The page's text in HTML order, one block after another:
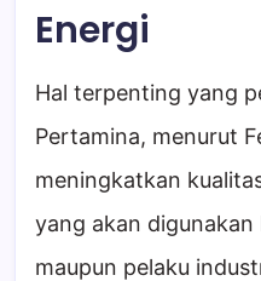
Energi
Hal terpenting yang
Pertamina, menurut
meningkatkan
yang akan
maupun pelaku